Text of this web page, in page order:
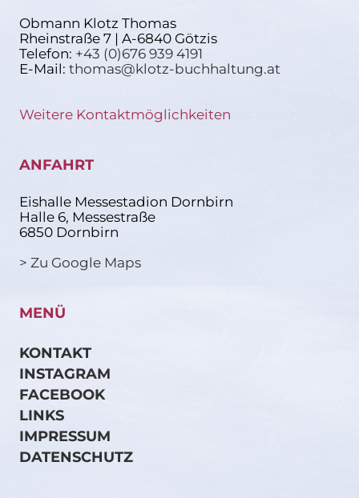
Obmann Klotz Thomas
Rheinstraße 7 | A-6840 Götzis
Telefon: +43 (0)676 939 4191
E-Mail: thomas@klotz-buchhaltung.at
Weitere Kontaktmöglichkeiten
ANFAHRT
Eishalle Messestadion Dornbirn
Halle 6, Messestraße
6850 Dornbirn
> Zu Google Maps
MENÜ
KONTAKT
INSTAGRAM
FACEBOOK
LINKS
IMPRESSUM
DATENSCHUTZ